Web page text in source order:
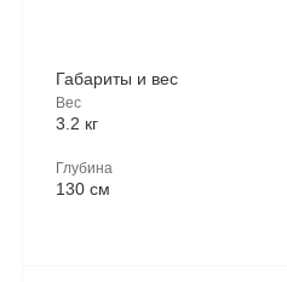
Габариты и вес
Вес
3.2 кг
Глубина
130 см